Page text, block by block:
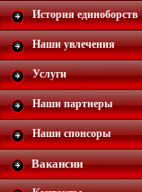
История единоборств
Наши увлечения
Услуги
Наши партнеры
Наши спонсоры
Вакансии